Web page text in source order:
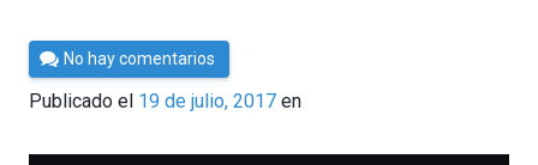
Por
César
Tomé
No hay comentarios
Publicado el 19 de julio, 2017 en